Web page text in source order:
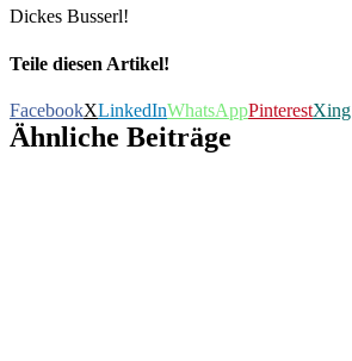
Dickes Busserl!
Teile diesen Artikel!
FacebookXLinkedInWhatsAppPinterestXing
Ähnliche Beiträge